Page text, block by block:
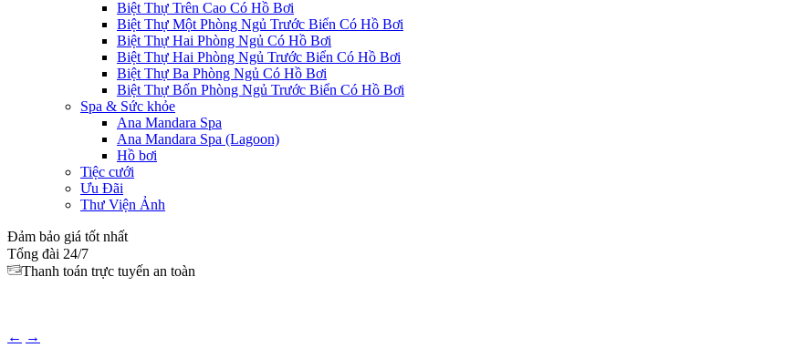
Biệt Thự Trên Cao Có Hồ Bơi
Biệt Thự Một Phòng Ngủ Trước Biển Có Hồ Bơi
Biệt Thự Hai Phòng Ngủ Có Hồ Bơi
Biệt Thự Hai Phòng Ngủ Trước Biển Có Hồ Bơi
Biệt Thự Ba Phòng Ngủ Có Hồ Bơi
Biệt Thự Bốn Phòng Ngủ Trước Biển Có Hồ Bơi
Spa & Sức khỏe
Ana Mandara Spa
Ana Mandara Spa (Lagoon)
Hồ bơi
Tiệc cưới
Ưu Đãi
Thư Viện Ảnh
Đảm bảo giá tốt nhất
Tổng đài 24/7
Thanh toán trực tuyến an toàn
← →